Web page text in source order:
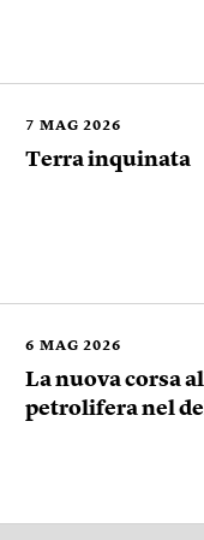
7 MAG 2026
Terra inquinata
6 MAG 2026
La nuova corsa
petrolifera nel